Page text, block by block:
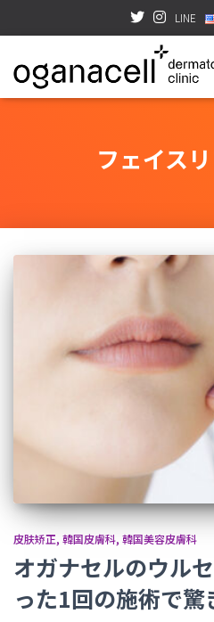
LINE
フェイス
皮肤矫正 韓国皮膚科 韓国美容皮膚科
オガナセルのウル
った1回の施術で